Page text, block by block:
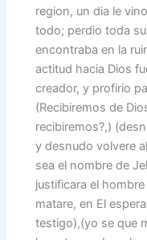
region, un dia le
todo; perdio toda
encontraba en la
actitud hacia Dios
creador, y profirio
(Recibiremos de
recibiremos?,)
y desnudo volvere
sea el nombre de
justificara el
matare, en El
testigo),(yo se que